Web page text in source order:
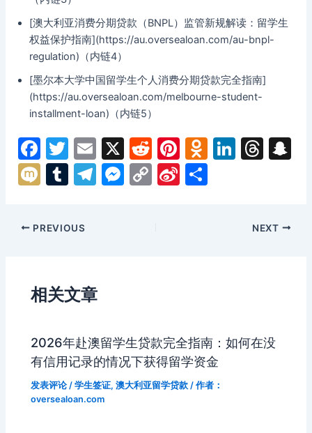
[澳大利亚消费分期贷款（BNPL）监管新规解读：留学生
权益保护指南](https://au.oversealoan.com/au-bnpl-
regulation)（内链4）
[墨尔本大学中国留学生个人消费分期贷款完全指南]
(https://au.oversealoan.com/melbourne-student-
installment-loan)（内链5）
F
a
c
b
o
k
T
w
itt
E
m
ai
X
R
e
d
Pi
nt
er
O
ki
Li
dI
T
d
M
i
T
m
bl
T
m
M
er
C
Si
Post
PREVIOUS NEXT
相关文章
2026年赴澳留学生贷款完全指南：如何在没
有信用记录的情况下获得留学资金
发表评论 /学生签证,澳大利亚留学贷款 / 作者：
oversealoan.com